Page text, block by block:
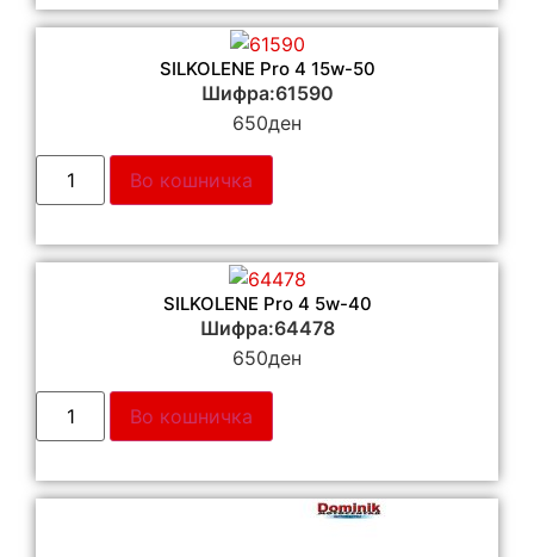
SILKOLENE Pro 4 15w-50
Шифра:61590
650ден
Во кошничка
SILKOLENE Pro 4 5w-40
Шифра:64478
650ден
Во кошничка